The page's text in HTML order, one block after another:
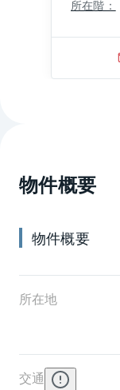
所在階：
物件概要
物件概要
所在地
交通